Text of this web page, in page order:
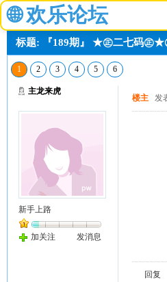
🌐 欢乐论坛
标题: 『189期』 ★㊣二七码㊣★
1 2 3 4 5 6
主龙来虎
新手上路
加关注 发消息
楼主 发
回复